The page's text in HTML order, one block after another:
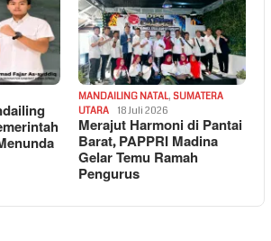
MANDAILING NATAL, SUMATERA
UTARA
18 Juli 2026
Merajut Harmoni di Pantai
Barat, PAPPRI Madina
Gelar Temu Ramah
Pengurus